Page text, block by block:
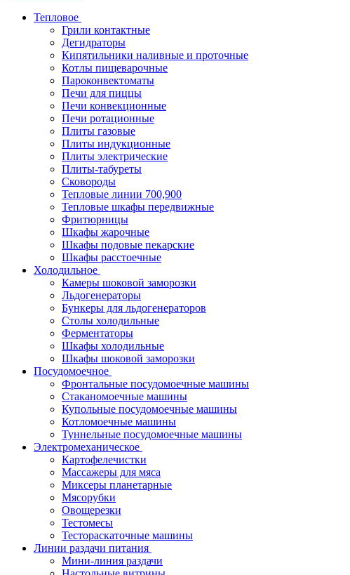
Тепловое
Грили контактные
Дегидраторы
Кипятильники наливные и проточные
Котлы пищеварочные
Пароконвектоматы
Печи для пиццы
Печи конвекционные
Печи ротационные
Плиты газовые
Плиты индукционные
Плиты электрические
Плиты-табуреты
Сковороды
Тепловые линии 700,900
Тепловые шкафы передвижные
Фритюрницы
Шкафы жарочные
Шкафы подовые пекарские
Шкафы расстоечные
Холодильное
Камеры шоковой заморозки
Льдогенераторы
Бункеры для льдогенераторов
Столы холодильные
Ферментаторы
Шкафы холодильные
Шкафы шоковой заморозки
Посудомоечное
Фронтальные посудомоечные машины
Стаканомоечные машины
Купольные посудомоечные машины
Котломоечные машины
Туннельные посудомоечные машины
Электромеханическое
Картофелечистки
Массажеры для мяса
Миксеры планетарные
Мясорубки
Овощерезки
Тестомесы
Тестораскаточные машины
Линии раздачи питания
Мини-линия раздачи